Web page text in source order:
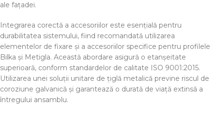
ale fațadei.
Integrarea corectă a accesoriilor este esențială pentru
durabilitatea sistemului, fiind recomandată utilizarea
elementelor de fixare și a accesoriilor specifice pentru profilele
Bilka și Metigla. Această abordare asigură o etanșeitate
superioară, conform standardelor de calitate ISO 9001:2015.
Utilizarea unei soluții unitare de țiglă metalică previne riscul de
coroziune galvanică și garantează o durată de viață extinsă a
întregului ansamblu.